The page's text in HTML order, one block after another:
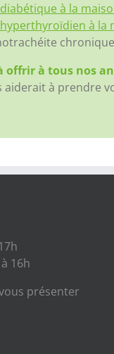
à la
hyperthyroïdien à la
offrir à tous nos
aiderait à prendre
16h
présenter